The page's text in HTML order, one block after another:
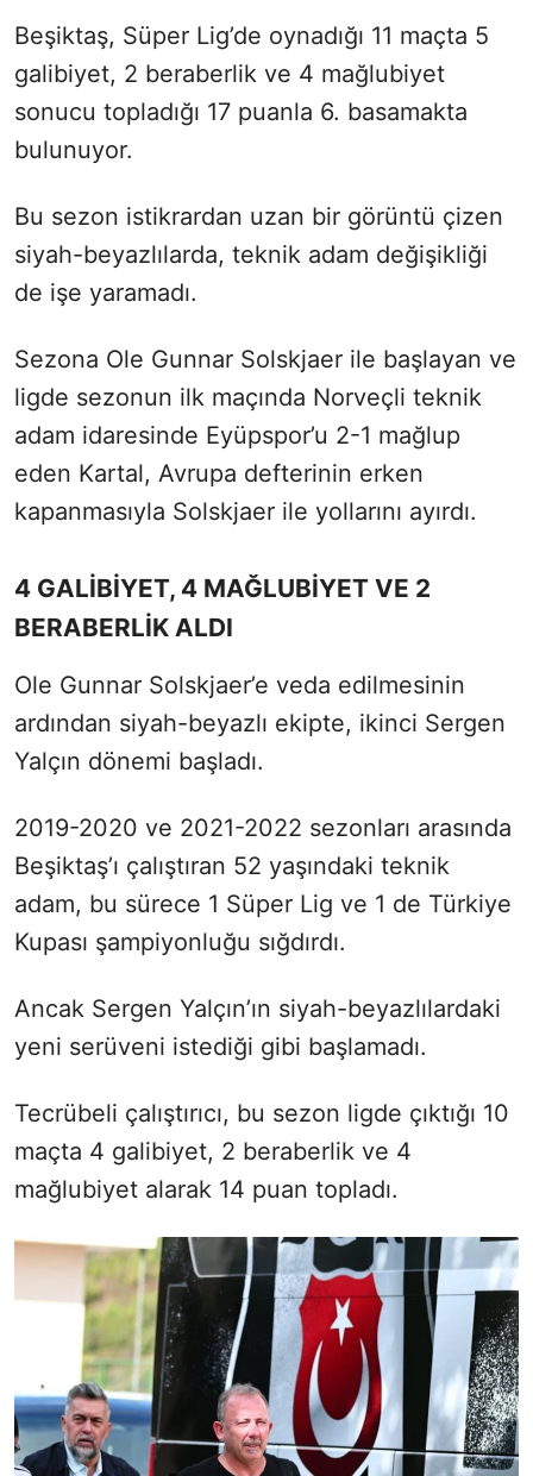
Beşiktaş, Süper Lig’de oynadığı 11 maçta 5
galibiyet, 2 beraberlik ve 4 mağlubiyet
sonucu topladığı 17 puanla 6. basamakta
bulunuyor.
Bu sezon istikrardan uzan bir görüntü çizen
siyah-beyazlılarda, teknik adam değişikliği
de işe yaramadı.
Sezona Ole Gunnar Solskjaer ile başlayan ve
ligde sezonun ilk maçında Norveçli teknik
adam idaresinde Eyüpspor’u 2-1 mağlup
eden Kartal, Avrupa defterinin erken
kapanmasıyla Solskjaer ile yollarını ayırdı.
4 GALİBİYET, 4 MAĞLUBİYET VE 2
BERABERLİK ALDI
Ole Gunnar Solskjaer’e veda edilmesinin
ardından siyah-beyazlı ekipte, ikinci Sergen
Yalçın dönemi başladı.
2019-2020 ve 2021-2022 sezonları arasında
Beşiktaş’ı çalıştıran 52 yaşındaki teknik
adam, bu sürece 1 Süper Lig ve 1 de Türkiye
Kupası şampiyonluğu sığdırdı.
Ancak Sergen Yalçın’ın siyah-beyazlılardaki
yeni serüveni istediği gibi başlamadı.
Tecrübeli çalıştırıcı, bu sezon ligde çıktığı 10
maçta 4 galibiyet, 2 beraberlik ve 4
mağlubiyet alarak 14 puan topladı.